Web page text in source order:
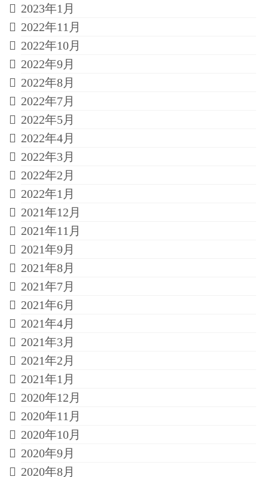
2023年1月
2022年11月
2022年10月
2022年9月
2022年8月
2022年7月
2022年5月
2022年4月
2022年3月
2022年2月
2022年1月
2021年12月
2021年11月
2021年9月
2021年8月
2021年7月
2021年6月
2021年4月
2021年3月
2021年2月
2021年1月
2020年12月
2020年11月
2020年10月
2020年9月
2020年8月